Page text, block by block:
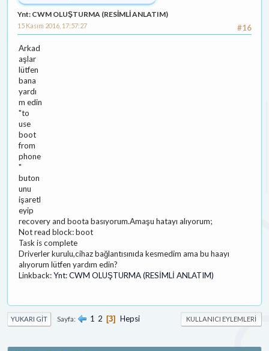
Ynt: CWM OLUŞTURMA (RESİMLİ ANLATIM)
#16
15 Kasım 2016, 17:57:27
Arkad
aşlar
lütfen
bana
yardı
m edin
"to
use
boot
from
phone
"
buton
unu
işaretl
eyip
recovery and boota basıyorum.Amaşu hatayı alıyorum;
Not read block: boot
Task is complete
Driverler kurulu,cihaz bağlantısınıda kesmedim ama bu haayı
alıyorum lütfen yardım edin?
Linkback:Ynt: CWM OLUŞTURMA (RESİMLİ ANLATIM)
YUKARI GIT Sayfa 1 2 3 Hepsi KULLANICI EYLEMLERI